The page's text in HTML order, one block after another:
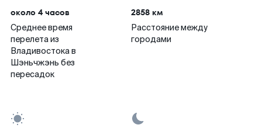
около 4 часов
Среднее время
перелета из
Владивостока в
Шэньчжэнь без
пересадок
2858 км
Расстояние между
городами